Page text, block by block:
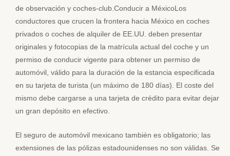
de observación y coches-club.Conducir a MéxicoLos
conductores que crucen la frontera hacia México en coches
privados o coches de alquiler de EE.UU. deben presentar
originales y fotocopias de la matrícula actual del coche y un
permiso de conducir vigente para obtener un permiso de
automóvil, válido para la duración de la estancia especificada
en su tarjeta de turista (un máximo de 180 días). El coste del
mismo debe cargarse a una tarjeta de crédito para evitar dejar
un gran depósito en efectivo.
El seguro de automóvil mexicano también es obligatorio; las
extensiones de las pólizas estadounidenses no son válidas. Se